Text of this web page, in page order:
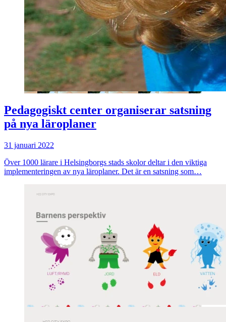
Pedagogiskt center organiserar satsning
på nya läroplaner
31 januari 2022
Över 1000 lärare i Helsingborgs stads skolor deltar i den viktiga
implementeringen av nya läroplaner. Det är en satsning som…